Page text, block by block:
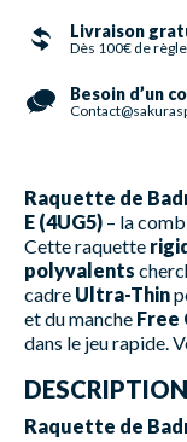
Livraison
Dès 100€ de
Besoin d’un
Raquette de
E (4UG5) – la
Cette raquette
polyvalents
cadre Ultra-Thin
et du manche Free
dans le jeu rapide.
Raquette de